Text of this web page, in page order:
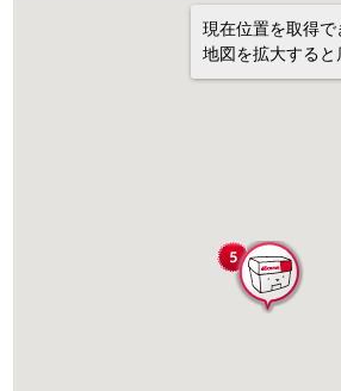
現在位置を取得で
地図を拡大すると